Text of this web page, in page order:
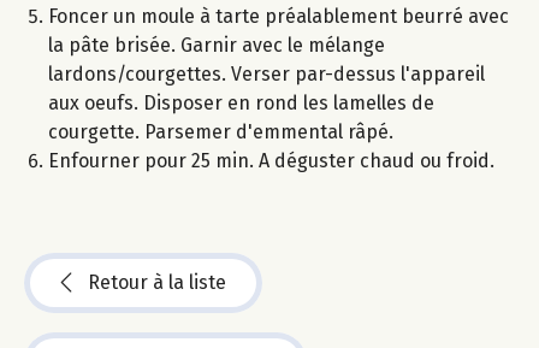
Foncer un moule à tarte préalablement beurré avec
la pâte brisée. Garnir avec le mélange
lardons/courgettes. Verser par-dessus l'appareil
aux oeufs. Disposer en rond les lamelles de
courgette. Parsemer d'emmental râpé.
Enfourner pour 25 min. A déguster chaud ou froid.
Retour à la liste